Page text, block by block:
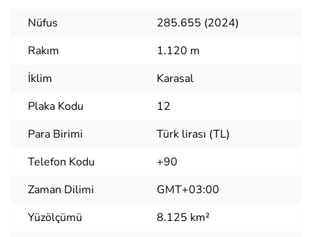
Nüfus
285.655 (2024)
Rakım
1.120 m
İklim
Karasal
Plaka Kodu
12
Para Birimi
Türk lirası (TL)
Telefon Kodu
+90
Zaman Dilimi
GMT+03:00
Yüzölçümü
8.125 km²